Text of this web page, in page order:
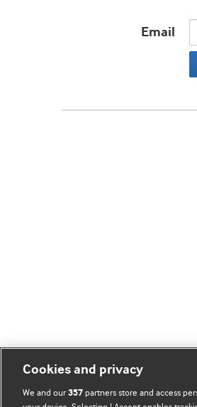
Email
Cookies and privacy
We and our357 partners store and access